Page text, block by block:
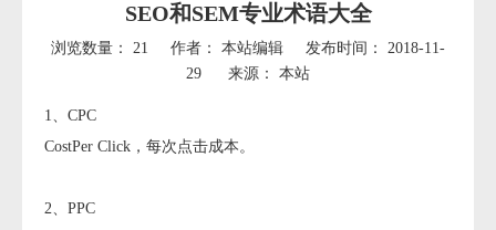
SEO和SEM专业术语大全
浏览数量： 21 作者： 本站编辑 发布时间： 2018-11-
29 来源： 本站
1、CPC
CostPer Click，每次点击成本。
2、PPC